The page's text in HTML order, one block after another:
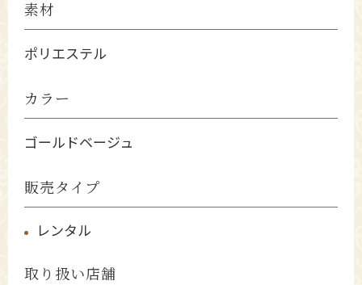
素材
ポリエステル
カラー
ゴールドベージュ
販売タイプ
レンタル
取り扱い店舗